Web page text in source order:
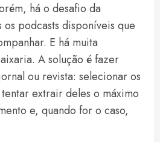
há o desafio da
os podcasts disponíveis que
E há muita
A solução é fazer
ou revista: selecionar os
extrair deles o máximo
e, quando for o caso,